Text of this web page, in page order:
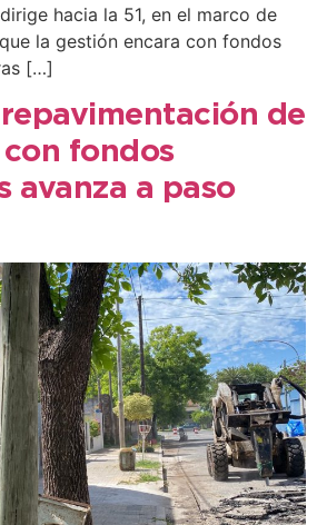
hacia la 51, en el marco de
la gestión encara con fondos
[…]
de
fondos
avanza a paso